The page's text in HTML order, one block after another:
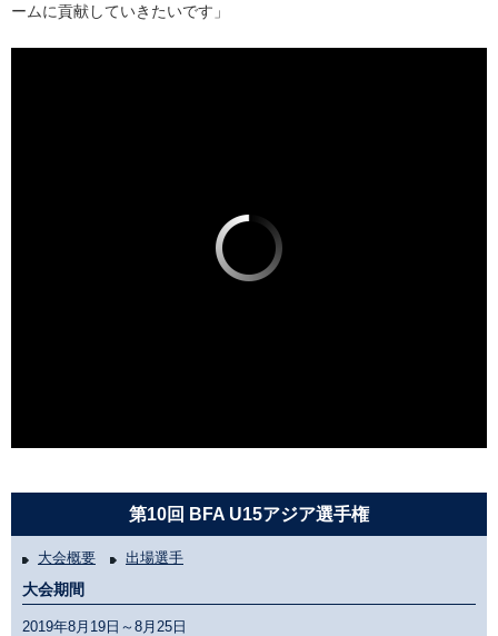
ームに貢献していきたいです」
第10回 BFA U15アジア選手権
大会概要 出場選手
大会期間
2019年8月19日～8月25日